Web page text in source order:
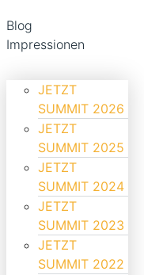
Blog
Impressionen
JETZT
SUMMIT 2026
JETZT
SUMMIT 2025
JETZT
SUMMIT 2024
JETZT
SUMMIT 2023
JETZT
SUMMIT 2022